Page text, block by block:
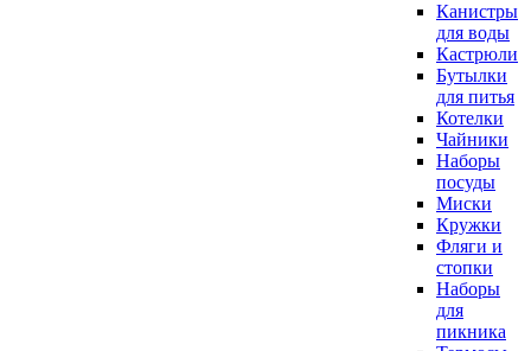
Канистры
для воды
Кастрюли
Бутылки
для питья
Котелки
Чайники
Наборы
посуды
Миски
Кружки
Фляги и
стопки
Наборы
для
пикника